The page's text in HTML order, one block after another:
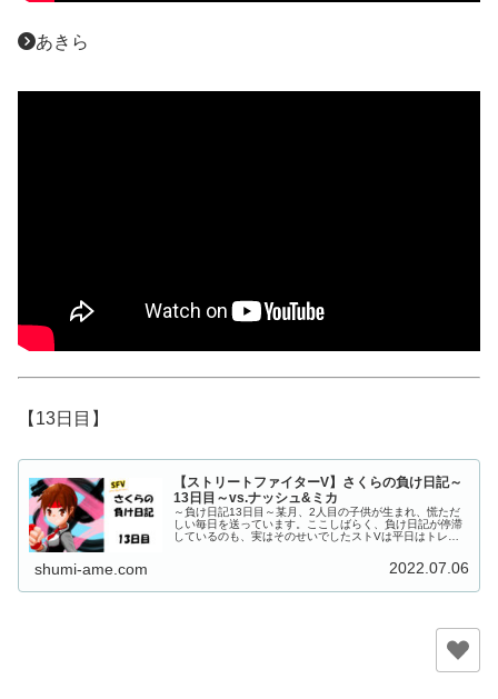
あきら
【13日目】
【ストリートファイターV】さくらの負け日記～
13日目～vs.ナッシュ&ミカ
～負け日記13日目～某月、2人目の子供が生まれ、慌ただ
しい毎日を送っています。ここしばらく、負け日記が停滞
しているのも、実はそのせいでしたストVは平日はトレモ
shumi-ame.com 2022.07.06